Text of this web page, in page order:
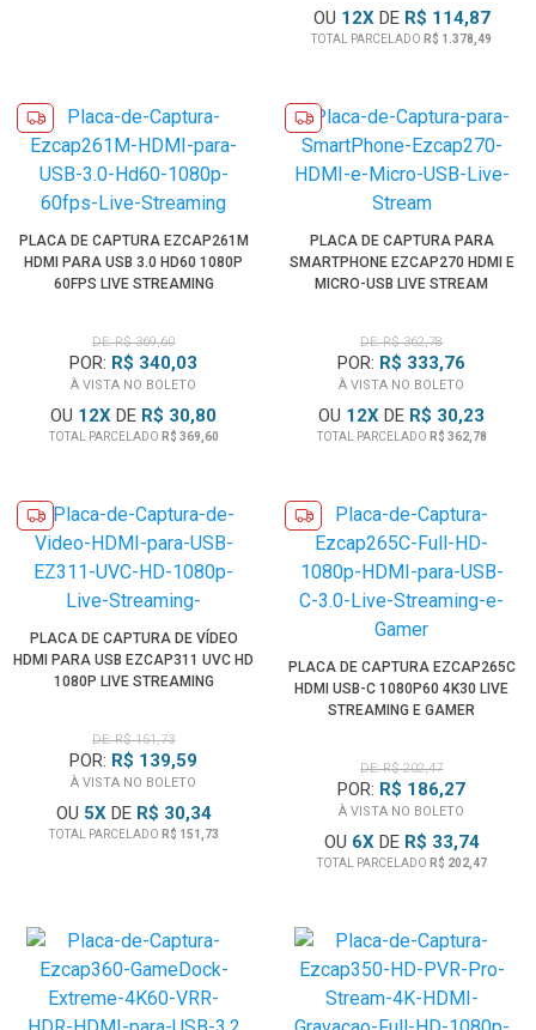
OU 12XDE R$ 114,87
TOTAL PARCELADO R$ 1.378,49
PLACA DE CAPTURA EZCAP261M
HDMI PARA USB 3.0 HD60 1080P
60FPS LIVE STREAMING
DE: R$ 369,60
POR: R$ 340,03
À VISTA NO BOLETO
OU 12X DE R$ 30,80
TOTAL PARCELADO R$ 369,60
PLACA DE CAPTURA PARA
SMARTPHONE EZCAP270 HDMI E
MICRO-USB LIVE STREAM
DE: R$ 362,78
POR: R$ 333,76
À VISTA NO BOLETO
OU 12X DE R$ 30,23
TOTAL PARCELADO R$ 362,78
PLACA DE CAPTURA DE VÍDEO
HDMI PARA USB EZCAP311 UVC HD
1080P LIVE STREAMING
DE: R$ 151,73
POR: R$ 139,59
À VISTA NO BOLETO
OU 5XDE R$ 30,34
TOTAL PARCELADO R$ 151,73
PLACA DE CAPTURA EZCAP265C
HDMI USB-C 1080P60 4K30 LIVE
STREAMING E GAMER
DE: R$ 202,47
POR: R$ 186,27
À VISTA NO BOLETO
OU 6XDE R$ 33,74
TOTAL PARCELADO R$ 202,47